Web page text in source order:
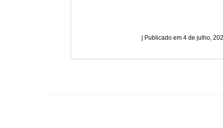
4 de julho,